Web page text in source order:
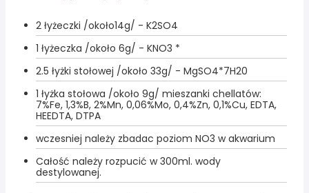
2 łyżeczki /około14g/ - K2SO4
1 łyżeczka /około 6g/ - KNO3 *
2.5 łyżki stołowej /około 33g/ - MgSO4*7H20
1 łyżka stołowa /około 9g/ mieszanki chellatów:
7%Fe, 1,3%B, 2%Mn, 0,06%Mo, 0,4%Zn, 0,1%Cu, EDTA,
HEEDTA, DTPA
wczesniej należy zbadac poziom NO3 w akwarium
Całość należy rozpucić w 300ml. wody
destylowanej.